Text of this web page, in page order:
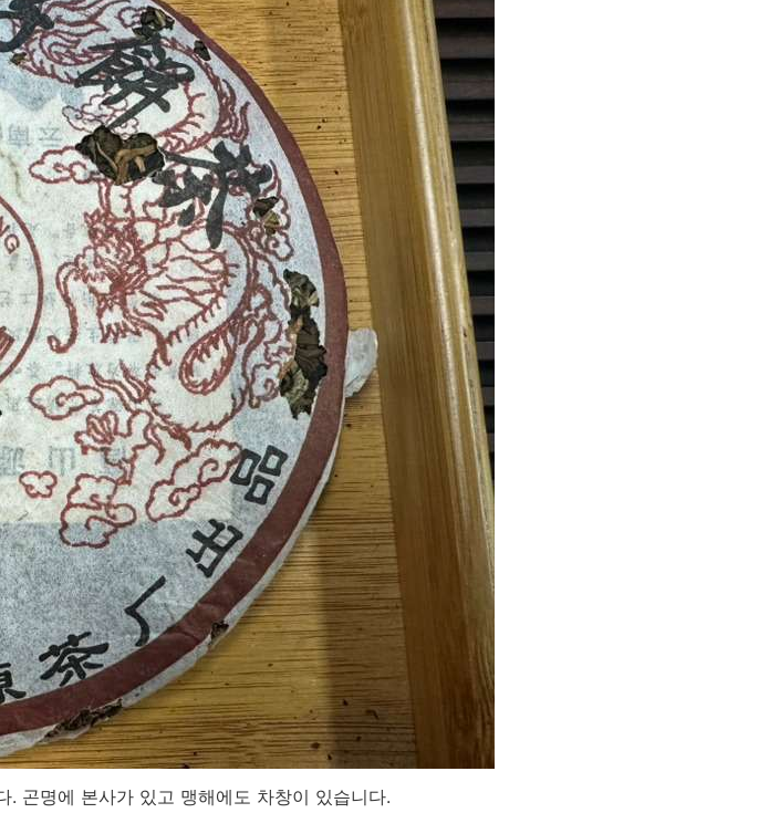
곤명에 본사가 있고 맹해에도 차창이 있습니다.